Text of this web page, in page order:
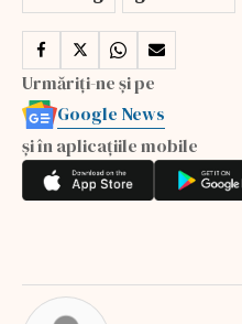
Urmăriți-ne și pe
Google News
și în aplicațiile mobile